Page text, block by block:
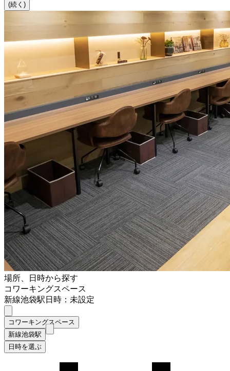
(続く)
場所、日時から探す
コワーキングスペース
新線池袋駅日時：未設定
コワーキングスペース
新線池袋駅
日時を選ぶ